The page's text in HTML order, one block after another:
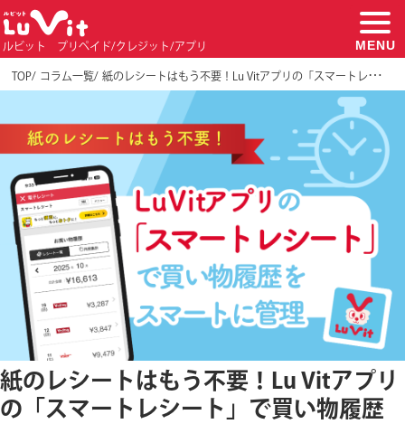
ルビット プリペイド/クレジット/アプリ MENU
TOP コラム一覧 紙のレシートはもう不要！Lu Vitアプリの「スマートレシート」で買い物履歴をスマートに管理
紙のレシートはもう不要！Lu Vitアプリ
の「スマートレシート」で買い物履歴